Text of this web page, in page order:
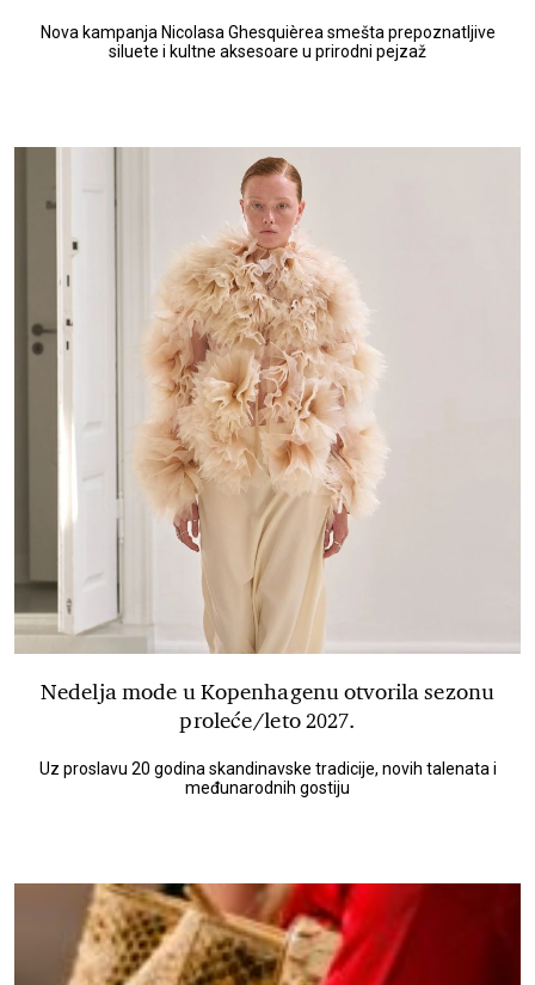
Nova kampanja Nicolasa Ghesquièrea smešta prepoznatljive
siluete i kultne aksesoare u prirodni pejzaž
Nedelja mode u Kopenhagenu otvorila sezonu
proleće/leto 2027.
Uz proslavu 20 godina skandinavske tradicije, novih talenata i
međunarodnih gostiju